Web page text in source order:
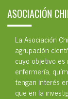
ASOCIACIÓN
La Asociación
agrupación
cuyo objetivo
enfermería,
tengan interés
que en la